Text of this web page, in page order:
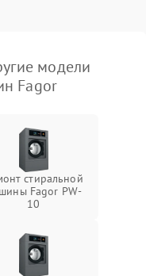
модели
Fagor
стиральной
Fagor PW-
10